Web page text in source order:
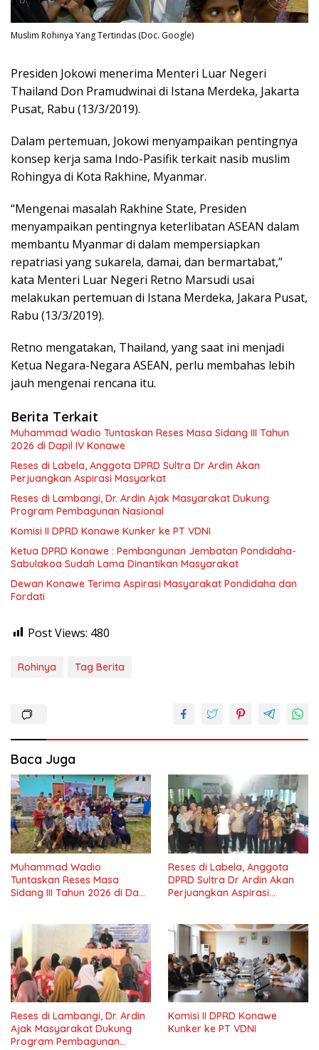
Muslim Rohinya Yang Tertindas (Doc. Google)
Presiden Jokowi menerima Menteri Luar Negeri
Thailand Don Pramudwinai di Istana Merdeka, Jakarta
Pusat, Rabu (13/3/2019).
Dalam pertemuan, Jokowi menyampaikan pentingnya
konsep kerja sama Indo-Pasifik terkait nasib muslim
Rohingya di Kota Rakhine, Myanmar.
“Mengenai masalah Rakhine State, Presiden
menyampaikan pentingnya keterlibatan ASEAN dalam
membantu Myanmar di dalam mempersiapkan
repatriasi yang sukarela, damai, dan bermartabat,”
kata Menteri Luar Negeri Retno Marsudi usai
melakukan pertemuan di Istana Merdeka, Jakara Pusat,
Rabu (13/3/2019).
Retno mengatakan, Thailand, yang saat ini menjadi
Ketua Negara-Negara ASEAN, perlu membahas lebih
jauh mengenai rencana itu.
Berita Terkait
Muhammad Wadio Tuntaskan Reses Masa Sidang III Tahun
2026 di Dapil IV Konawe
Reses di Labela, Anggota DPRD Sultra Dr Ardin Akan
Perjuangkan Aspirasi Masyarkat
Reses di Lambangi, Dr. Ardin Ajak Masyarakat Dukung
Program Pembagunan Nasional
Komisi II DPRD Konawe Kunker ke PT VDNI
Ketua DPRD Konawe : Pembangunan Jembatan Pondidaha-
Sabulakoa Sudah Lama Dinantikan Masyarakat
Dewan Konawe Terima Aspirasi Masyarakat Pondidaha dan
Fordati
Post Views: 480
Rohinya Tag Berita
Baca Juga
Muhammad Wadio
Tuntaskan Reses Masa
Sidang III Tahun 2026 di Dapil
Reses di Labela, Anggota
DPRD Sultra Dr Ardin Akan
Perjuangkan Aspirasi
Reses di Lambangi, Dr. Ardin
Ajak Masyarakat Dukung
Program Pembagunan
Komisi II DPRD Konawe
Kunker ke PT VDNI